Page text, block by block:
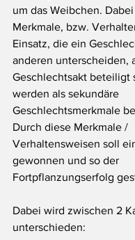
um das Weibchen.
Merkmale, bzw.
Einsatz, die ein
anderen unterscheiden,
Geschlechtsakt beteiligt
werden als sekundäre
Geschlechtsmerkmale
Durch diese Merkmale /
Verhaltensweisen soll
gewonnen und so der
Fortpflanzungserfolg
Dabei wird zwischen 2
unterschieden: